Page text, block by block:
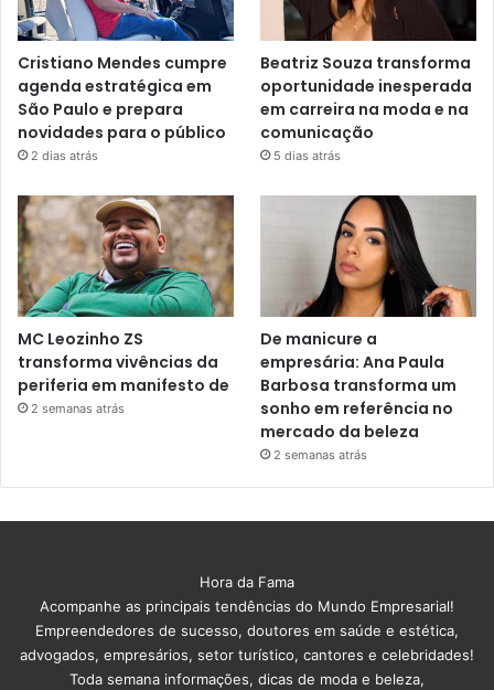
Cristiano Mendes cumpre
agenda estratégica em
São Paulo e prepara
novidades para o público
2 dias atrás
Beatriz Souza transforma
oportunidade inesperada
em carreira na moda e na
comunicação
5 dias atrás
MC Leozinho ZS
transforma vivências da
periferia em manifesto de
2 semanas atrás
De manicure a
empresária: Ana Paula
Barbosa transforma um
sonho em referência no
mercado da beleza
2 semanas atrás
Hora da Fama
Acompanhe as principais tendências do Mundo Empresarial!
Empreendedores de sucesso, doutores em saúde e estética,
advogados, empresários, setor turístico, cantores e celebridades!
Toda semana informações, dicas de moda e beleza,